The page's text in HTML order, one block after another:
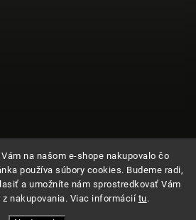
na našom e-shope nakupovalo čo
používa súbory cookies. Budeme radi,
a umožníte nám sprostredkovať Vám
nakupovania. Viac informácií tu.